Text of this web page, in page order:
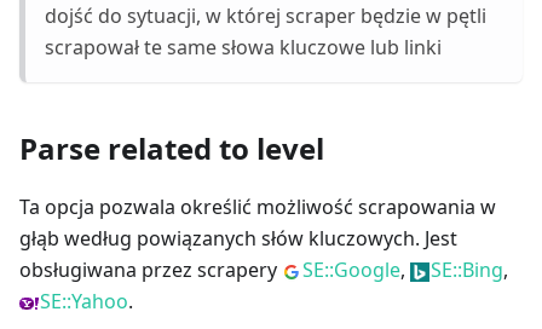
dojść do sytuacji, w której scraper będzie w pętli
scrapował te same słowa kluczowe lub linki
Parse related to level
Ta opcja pozwala określić możliwość scrapowania w
głąb według powiązanych słów kluczowych. Jest
obsługiwana przez scrapery
SE::Google, SE::Bing,
SE::Yahoo.